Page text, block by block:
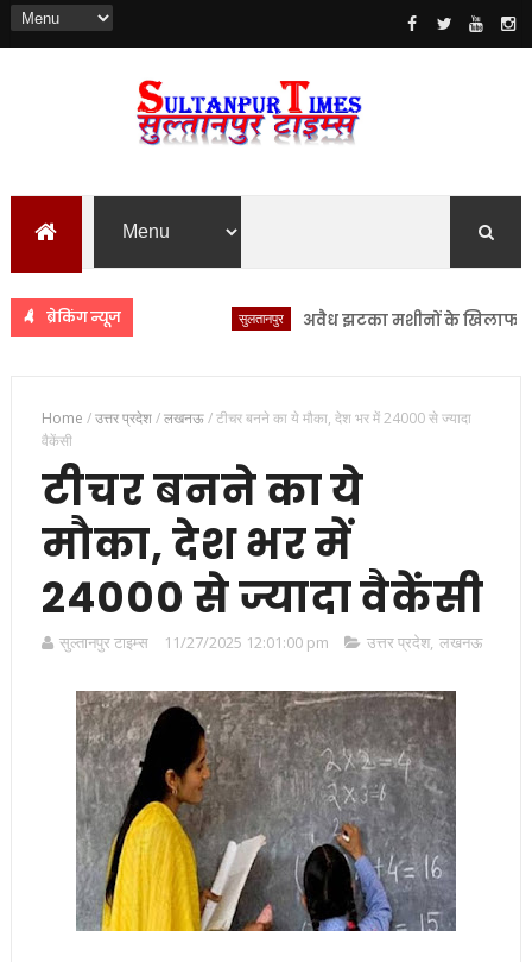
ब्रेकिंग न्यूज अवैध झटका मशीनों के खिलाफ
Home /उत्तर प्रदेश/लखनऊ/टीचर बनने का ये मौका, देश भर में 24000 से ज्यादा
वैकेंसी
टीचर बनने का ये
मौका, देश भर में
24000 से ज्यादा वैकेंसी
सुल्तानपुर टाइम्स 11/27/2025 12:01:00 pm उत्तर प्रदेश, लखनऊ